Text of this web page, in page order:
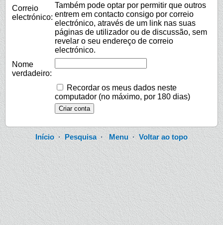
Correio
electrónico:
Também pode optar por permitir que outros
entrem em contacto consigo por correio
electrónico, através de um link nas suas
páginas de utilizador ou de discussão, sem
revelar o seu endereço de correio
electrónico.
Nome
verdadeiro:
Recordar os meus dados neste
computador (no máximo, por 180 dias)
Início·Pesquisa· Menu· Voltar ao topo